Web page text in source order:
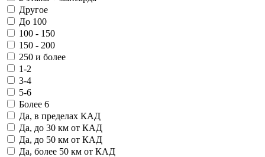
Другое
До 100
100 - 150
150 - 200
250 и более
1-2
3-4
5-6
Более 6
Да, в пределах КАД
Да, до 30 км от КАД
Да, до 50 км от КАД
Да, более 50 км от КАД